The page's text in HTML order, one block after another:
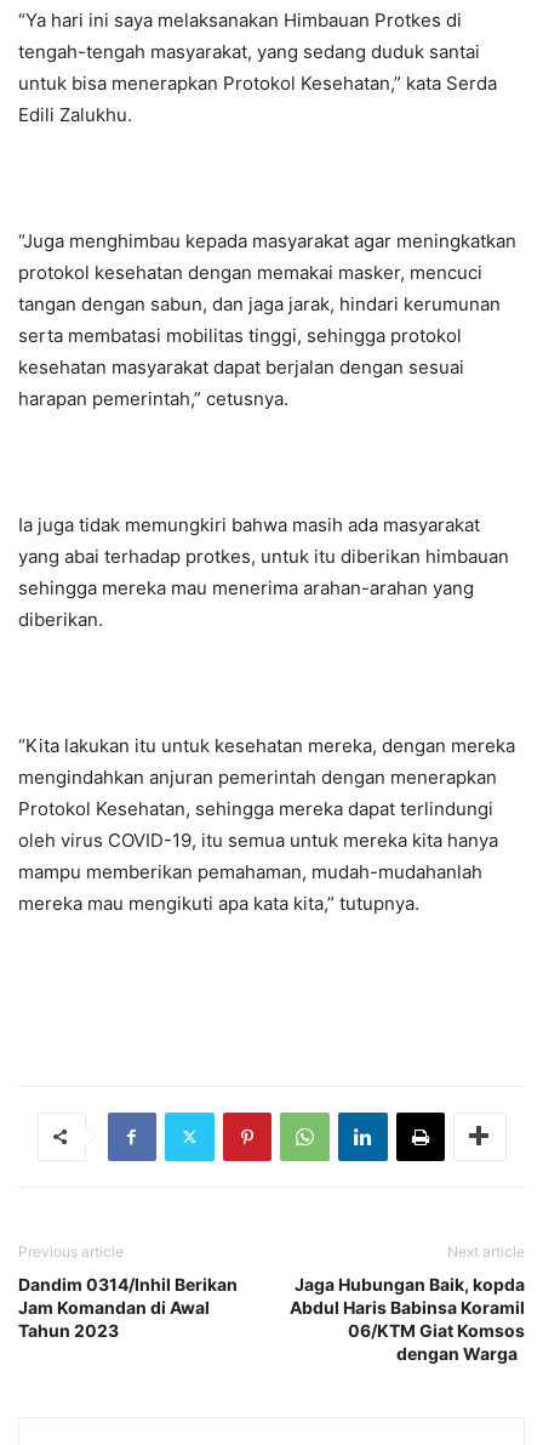
“Ya hari ini saya melaksanakan Himbauan Protkes di
tengah-tengah masyarakat, yang sedang duduk santai
untuk bisa menerapkan Protokol Kesehatan,” kata Serda
Edili Zalukhu.
“Juga menghimbau kepada masyarakat agar meningkatkan
protokol kesehatan dengan memakai masker, mencuci
tangan dengan sabun, dan jaga jarak, hindari kerumunan
serta membatasi mobilitas tinggi, sehingga protokol
kesehatan masyarakat dapat berjalan dengan sesuai
harapan pemerintah,” cetusnya.
Ia juga tidak memungkiri bahwa masih ada masyarakat
yang abai terhadap protkes, untuk itu diberikan himbauan
sehingga mereka mau menerima arahan-arahan yang
diberikan.
“Kita lakukan itu untuk kesehatan mereka, dengan mereka
mengindahkan anjuran pemerintah dengan menerapkan
Protokol Kesehatan, sehingga mereka dapat terlindungi
oleh virus COVID-19, itu semua untuk mereka kita hanya
mampu memberikan pemahaman, mudah-mudahanlah
mereka mau mengikuti apa kata kita,” tutupnya.
Previous article
Dandim 0314/Inhil Berikan
Jam Komandan di Awal
Tahun 2023
Next article
Jaga Hubungan Baik, kopda
Abdul Haris Babinsa Koramil
06/KTM Giat Komsos
dengan Warga